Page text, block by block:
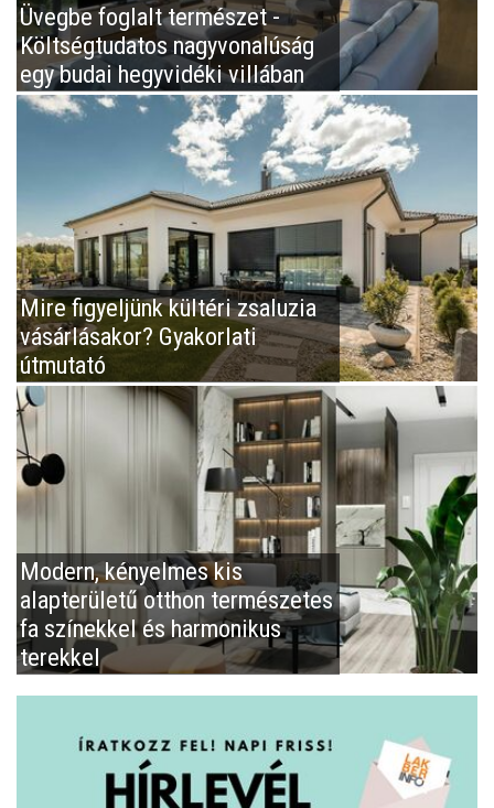
Üvegbe foglalt természet -
Költségtudatos nagyvonalúság
egy budai hegyvidéki villában
Mire figyeljünk kültéri zsaluzia
vásárlásakor? Gyakorlati
útmutató
Modern, kényelmes kis
alapterületű otthon természetes
fa színekkel és harmonikus
terekkel